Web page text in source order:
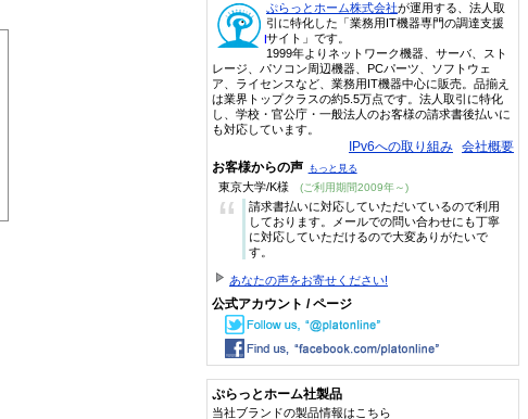
ぷらっとホーム株式会社が運用する、法人取
引に特化した「業務用IT機器専門の調達支援
サイト」です。
1999年よりネットワーク機器、サーバ、スト
レージ、パソコン周辺機器、PCパーツ、ソフトウェ
ア、ライセンスなど、業務用IT機器中心に販売。品揃え
は業界トップクラスの約5.5万点です。法人取引に特化
し、学校・官公庁・一般法人のお客様の請求書後払いに
も対応しています。
IPv6への取り組み 会社概要
お客様からの声 もっと見る
東京大学/K様 (ご利用期間2009年～)
“
請求書払いに対応していただいているので利用
しております。メールでの問い合わせにも丁寧
に対応していただけるので大変ありがたいで
す。
あなたの声をお寄せください!
公式アカウント / ページ
ぷらっとホーム社製品
当社ブランドの製品情報はこちら